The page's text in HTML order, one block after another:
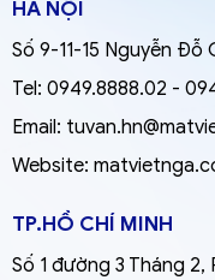
HÀ NỘI
Số 9-11-15 Nguyễn Đỗ
Tel: 0949.8888.02 -
Email:
Website:
TP.HỒ CHÍ MINH
Số 1 đường 3 Tháng 2,